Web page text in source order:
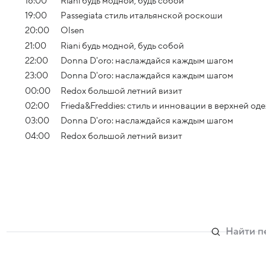
19:00
Passegiata стиль итальянской роскоши
20:00
Olsen
21:00
Riani будь модной, будь собой
22:00
Donna D'oro: наслаждайся каждым шагом
23:00
Donna D'oro: наслаждайся каждым шагом
00:00
Redox большой летний визит
02:00
Frieda&Freddies: стиль и инновации в верхней
03:00
Donna D'oro: наслаждайся каждым шагом
04:00
Redox большой летний визит